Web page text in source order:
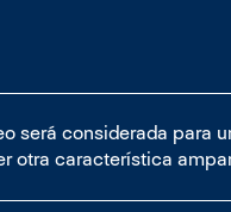
será considerada para
otra característica